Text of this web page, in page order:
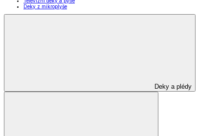
Deky z mikroplyše
Deky a plédy